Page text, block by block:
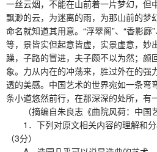
一丝云烟，不能在山前着一片梦幻，但
飘渺的云，为迷离的雨，为那山前的梦
命名就知道其用意。“浮翠阁”、“香影廊
等，景皆实但起意皆虚，实景虚意，妙
躁，子路的冒进，夫子颇不以为然；颜
象。力从内在的冲荡来，胜过外在的强
透的美感。中国艺术的世界宛如一条弯
条小道悠然前行，在那深深的处所，有
（摘编自朱良志《曲院风荷：中国艺
1．下列对原文相关内容的理解和分
（3分）